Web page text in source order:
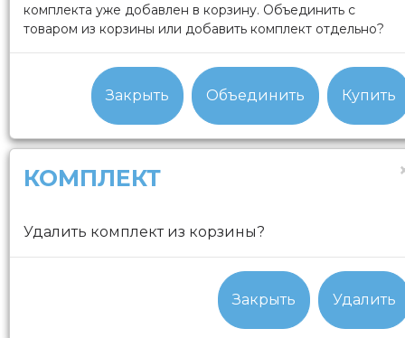
комплекта уже добавлен в корзину. Объединить с
товаром из корзины или добавить комплект отдельно?
Закрыть Объединить Купить
КОМПЛЕКТ
Удалить комплект из корзины?
Закрыть Удалить